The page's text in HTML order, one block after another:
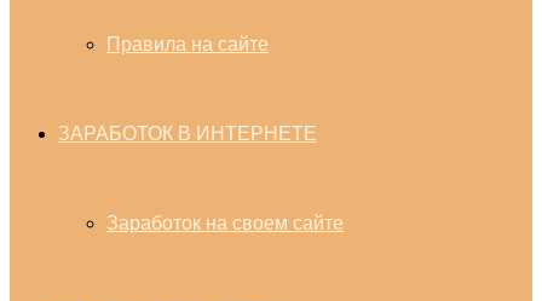
Правила на сайте
ЗАРАБОТОК В ИНТЕРНЕТЕ
Заработок на своем сайте